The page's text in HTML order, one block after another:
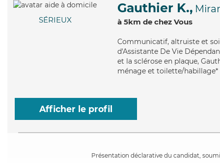
SÉRIEUX
Gauthier K.,
à 5km de chez Vous
Communicatif, altruiste et
d'Assistante De Vie
et la sclérose en plaque,
ménage et toilette/habillage*
Afficher le profil
Présentation déclarative du candidat,